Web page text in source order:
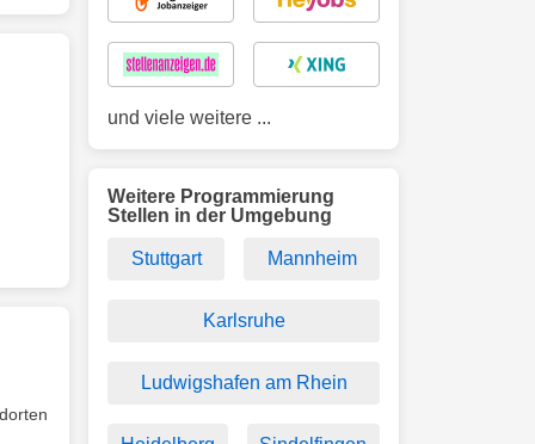
und viele weitere ...
Weitere Programmierung
Stellen in der Umgebung
Stuttgart Mannheim
Karlsruhe
Ludwigshafen am Rhein